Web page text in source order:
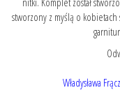
stworzony z myślą o
Władysława